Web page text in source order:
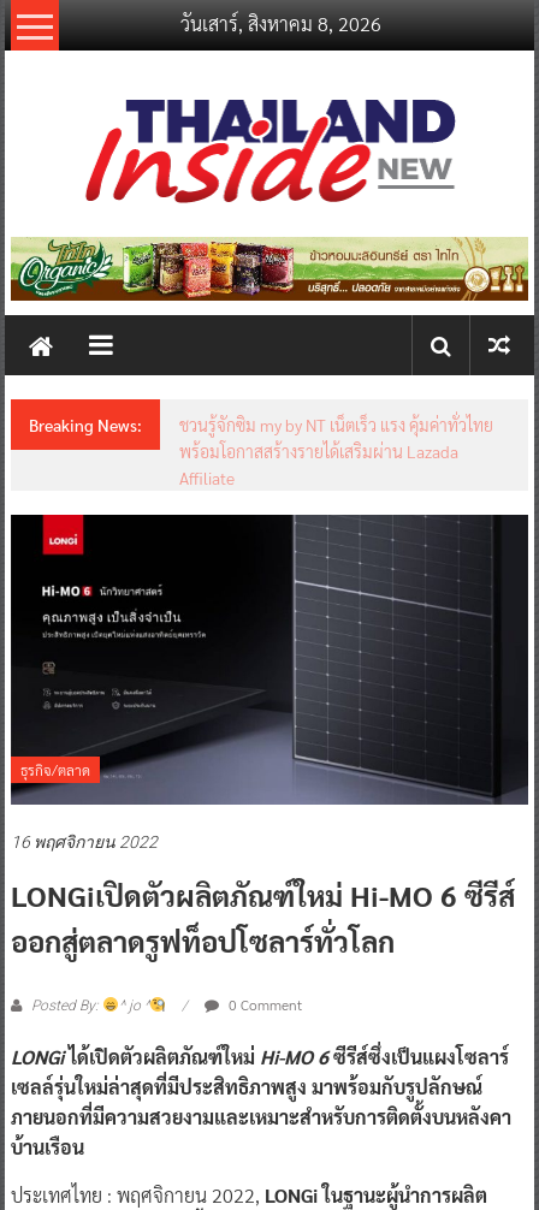
Skip
to
วันเสาร์, สิงหาคม 8, 2026
thailandinsidenew.com
Thailand
New
Breaking News:
ชวนรู้จักซิม my by NT เน็ตเร็ว แรง คุ้มค่าทั่วไทย
พร้อมโอกาสสร้างรายได้เสริมผ่าน Lazada
Affiliate
ธุรกิจ/ตลาด
16 พฤศจิกายน 2022
LONGiเปิดตัวผลิตภัณฑ์ใหม่ Hi-MO 6 ซีรีส์
ออกสู่ตลาดรูฟท็อปโซลาร์ทั่วโลก
Posted By: ^ jo ^ 0 Comment
LONGiได้เปิดตัวผลิตภัณฑ์ใหม่ Hi-MO 6ซีรีส์ซึ่งเป็นแผงโซลาร์
เซลล์รุ่นใหม่ล่าสุดที่มีประสิทธิภาพสูง มาพร้อมกับรูปลักษณ์
ภายนอกที่มีความสวยงามและเหมาะสำหรับการติดตั้งบนหลังคา
บ้านเรือน
ประเทศไทย : พฤศจิกายน 2022, LONGi ในฐานะผู้นำการผลิต